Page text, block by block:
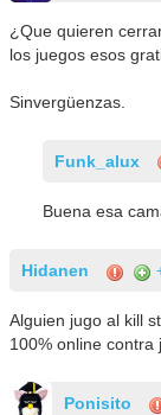
¿Que quieren
los juegos esos
Sinvergüenzas.
Funk_alux
Buena esa
Hidanen
Alguien jugo al kill
100% online contra
Ponisito